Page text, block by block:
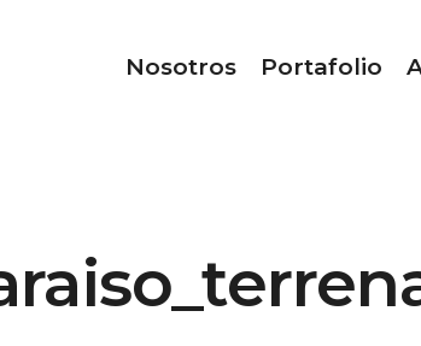
Nosotros Portafolio